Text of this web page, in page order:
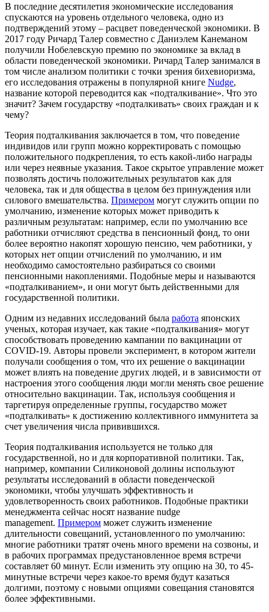
В последние десятилетия экономические исследования
спускаются на уровень отдельного человека, одно из
подтверждений этому – расцвет поведенческой экономики. В
2017 году Ричард Талер совместно с Даниэлем Канеманом
получили Нобелевскую премию по экономике за вклад в
области поведенческой экономики. Ричард Талер занимался в
том числе анализом политики с точки зрения бихевиоризма,
его исследования отражены в популярной книге Nudge,
название которой переводится как «подталкивание». Что это
значит? Зачем государству «подталкивать» своих граждан и к
чему?
Теория подталкивания заключается в том, что поведение
индивидов или групп можно корректировать с помощью
положительного подкрепления, то есть какой-либо награды
или через неявные указания. Такое скрытое управление может
позволять достичь положительных результатов как для
человека, так и для общества в целом без принуждения или
силового вмешательства. Примером могут служить опции по
умолчанию, изменение которых может приводить к
различным результатам: например, если по умолчанию все
работники отчисляют средства в пенсионный фонд, то они
более вероятно накопят хорошую пенсию, чем работники, у
которых нет опции отчислений по умолчанию, и им
необходимо самостоятельно разбираться со своими
пенсионными накоплениями. Подобные меры и называются
«подталкиванием», и они могут быть действенными для
государственной политики.
Одним из недавних исследований была работа японских
ученых, которая изучает, как такие «подталкивания» могут
способствовать проведению кампании по вакцинации от
COVID-19. Авторы провели эксперимент, в котором жители
получали сообщения о том, что их решение о вакцинации
может влиять на поведение других людей, и в зависимости от
настроения этого сообщения люди могли менять свое решение
относительно вакцинации. Так, используя сообщения и
таргетируя определенные группы, государство может
«подталкивать» к достижению коллективного иммунитета за
счет увеличения числа привившихся.
Теория подталкивания используется не только для
государственной, но и для корпоративной политики. Так,
например, компании Силиконовой долины используют
результаты исследований в области поведенческой
экономики, чтобы улучшать эффективность и
удовлетворенность своих работников. Подобные практики
менеджмента сейчас носят название nudge
management. Примером может служить изменение
длительности совещаний, установленного по умолчанию:
многие работники тратят очень много времени на созвоны, и
в рабочих программах предустановленное время встречи
составляет 60 минут. Если изменить эту опцию на 30, то 45-
минутные встречи через какое-то время будут казаться
долгими, поэтому с новыми опциями совещания становятся
более эффективными.